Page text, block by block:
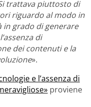
trattava piuttosto di
riguardo al modo in
in grado di generare
di
dei contenuti e la
».
e l’assenza di
proviene